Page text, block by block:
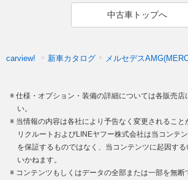
中古車トップへ
carview! 新車カタログ メルセデス
仕様・オプション・装備の詳細については各販売店
い。
当情報の内容は各社により予告なく変更されるこ
リクルートおよびLINEヤフー株式会社は当コンテ
を保証するものではなく、当コンテンツに起因す
いかねます。
コンテンツもしくはデータの全部または一部を無